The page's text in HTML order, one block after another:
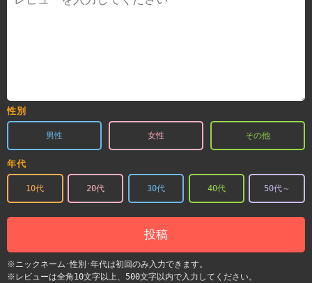
性別
男性 女性 その他
年代
10代 20代 30代 40代 50代～
投稿
※ニックネーム･性別･年代は初回のみ入力できます。
※レビューは全角10文字以上、500文字以内で入力してください。